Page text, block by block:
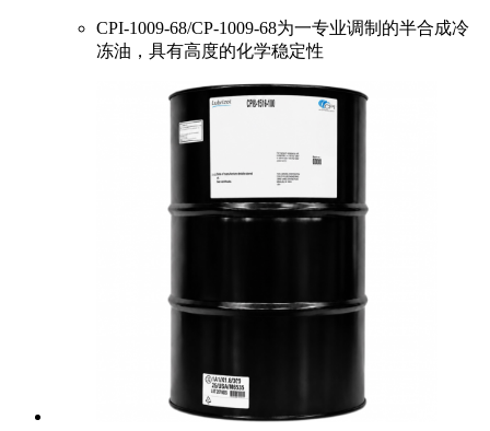
CPI-1009-68/CP-1009-68为一专业调制的半合成冷
冻油，具有高度的化学稳定性